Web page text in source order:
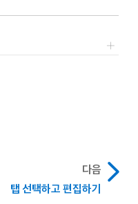
라 각 손가락 탭의 정확한
튼을 탭하십시오.
터의 내용을 참조하십시오).
에 따라 결정됩니다. Tap
절할 수 있습니다.
다음
탭 선택하고 편집하기